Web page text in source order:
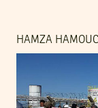
HAMZA